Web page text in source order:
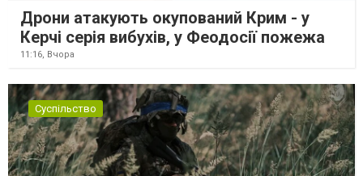
Дрони атакують окупований Крим - у
Керчі серія вибухів, у Феодосії пожежа
11:16, Вчора
Суспільство